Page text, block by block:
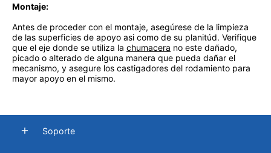
Montaje:
Antes de proceder con el montaje, asegúrese de la limpieza
de las superficies de apoyo asi como de su planitúd. Verifique
que el eje donde se utiliza la chumacera no este dañado,
picado o alterado de alguna manera que pueda dañar el
mecanismo, y asegure los castigadores del rodamiento para
mayor apoyo en el mismo.
Soporte